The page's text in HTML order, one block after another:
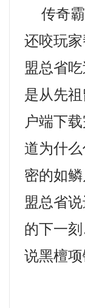
传奇霸
还咬玩
盟总省
是从先
户端下
道为什
密的如
盟总省
的下一
说黑檀项